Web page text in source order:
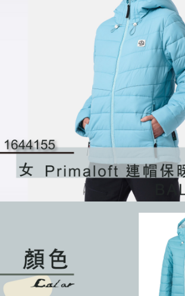
３．未成年的使用者請事先徵得法定代理人或監護人
「AFTEE先享後付」，若未經同意申辦者引起之損失
４．使用「AFTEE先享後付」時，將依據個別帳號之
時審查核予不同之上限額度；若仍有額度不足之情形
５．嚴禁一人註冊多個帳號或使用他人資訊註冊。若
恩沛科技股份有限公司將有權停止該用戶之使用額度